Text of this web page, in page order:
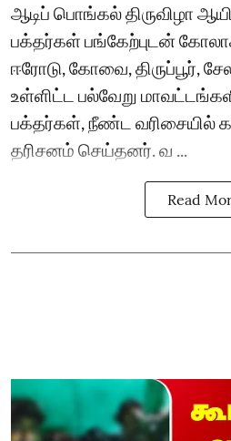
ஆடிப் பொங்கல் திருவிழா
பக்தர்கள் பங்கேற்புடன்
ஈரோடு, கோவை, திருப்பூர்,
உள்ளிட்ட பல்வேறு
பக்தர்கள், நீண்ட வரிசையில்
தரிசனம் செய்தனர். வ ...
Read